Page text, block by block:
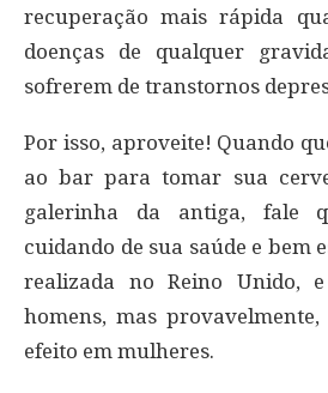
recuperação mais rápida
doenças de qualquer
sofrerem de transtornos
Por isso, aproveite! Quando
ao bar para tomar sua
galerinha da antiga, fale
cuidando de sua saúde e bem
realizada no Reino Unido,
homens, mas
efeito em mulheres.